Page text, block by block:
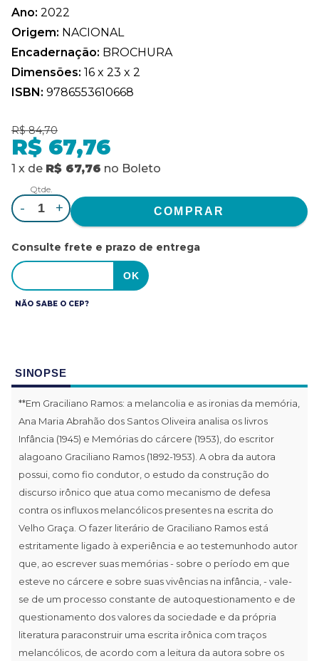
Ano: 2022
Origem: NACIONAL
Encadernação: BROCHURA
Dimensões: 16 x 23 x 2
ISBN: 9786553610668
R$ 84,70
R$ 67,76
1 x de R$ 67,76 no Boleto
Qtde.
- +
Consulte frete e prazo de entrega
NÃO SABE O CEP?
SINOPSE
**Em Graciliano Ramos: a melancolia e as ironias da memória,
Ana Maria Abrahão dos Santos Oliveira analisa os livros
Infância (1945) e Memórias do cárcere (1953), do escritor
alagoano Graciliano Ramos (1892-1953). A obra da autora
possui, como fio condutor, o estudo da construção do
discurso irônico que atua como mecanismo de defesa
contra os influxos melancólicos presentes na escrita do
Velho Graça. O fazer literário de Graciliano Ramos está
estritamente ligado à experiência e ao testemunhodo autor
que, ao escrever suas memórias - sobre o período em que
esteve no cárcere e sobre suas vivências na infância, - vale-
se de um processo constante de autoquestionamento e de
questionamento dos valores da sociedade e da própria
literatura paraconstruir uma escrita irônica com traços
melancólicos, de acordo com a leitura da autora sobre os